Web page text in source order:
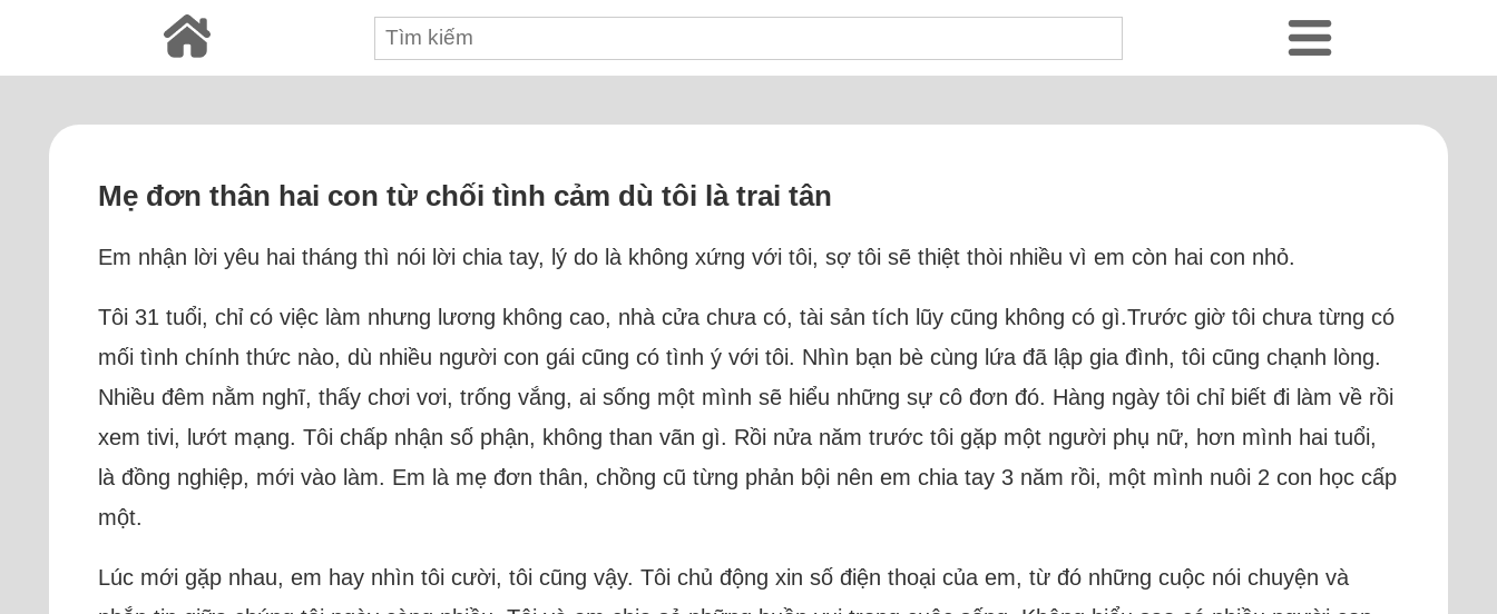
Mẹ đơn thân hai con từ chối tình cảm dù tôi là trai tân
Em nhận lời yêu hai tháng thì nói lời chia tay, lý do là không xứng với tôi, sợ tôi sẽ thiệt thòi nhiều vì em còn hai con nhỏ.
Tôi 31 tuổi, chỉ có việc làm nhưng lương không cao, nhà cửa chưa có, tài sản tích lũy cũng không có gì.Trước giờ tôi chưa từng có
mối tình chính thức nào, dù nhiều người con gái cũng có tình ý với tôi. Nhìn bạn bè cùng lứa đã lập gia đình, tôi cũng chạnh lòng.
Nhiều đêm nằm nghĩ, thấy chơi vơi, trống vắng, ai sống một mình sẽ hiểu những sự cô đơn đó. Hàng ngày tôi chỉ biết đi làm về rồi
xem tivi, lướt mạng. Tôi chấp nhận số phận, không than vãn gì. Rồi nửa năm trước tôi gặp một người phụ nữ, hơn mình hai tuổi,
là đồng nghiệp, mới vào làm. Em là mẹ đơn thân, chồng cũ từng phản bội nên em chia tay 3 năm rồi, một mình nuôi 2 con học cấp
một.
Lúc mới gặp nhau, em hay nhìn tôi cười, tôi cũng vậy. Tôi chủ động xin số điện thoại của em, từ đó những cuộc nói chuyện và